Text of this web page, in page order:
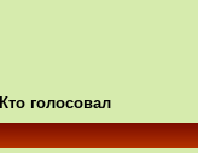
Кто голосовал